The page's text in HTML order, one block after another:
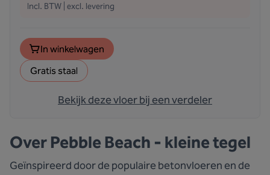
Incl. BTW | excl. levering
In winkelwagen
Gratis staal
Bekijk deze vloer bij een verdeler
Over Pebble Beach - kleine tegel
Geïnspireerd door de populaire betonvloeren en de